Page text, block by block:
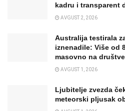
kadru i transparent
AVGUST 2, 2026
Australija testirala
iznenadile: Više od
masovno na
AVGUST 1, 2026
Ljubitelje zvezda
meteorski pljusak